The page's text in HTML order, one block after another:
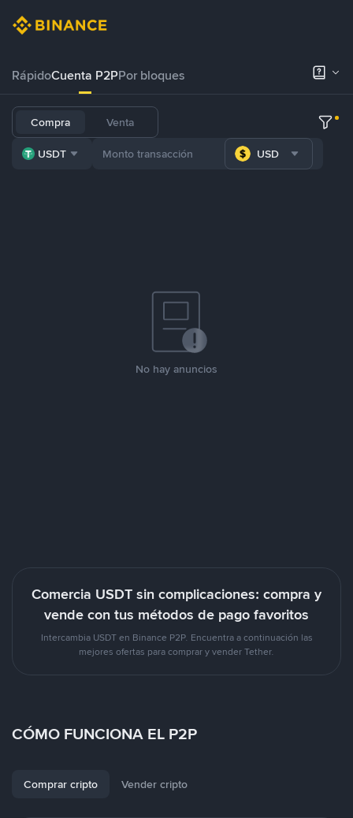
RápidoCuenta P2PPor bloques
Compra Venta
USDT USD
No hay anuncios
Comercia USDT sin complicaciones: compra y
vende con tus métodos de pago favoritos
Intercambia USDT en Binance P2P. Encuentra a continuación las
mejores ofertas para comprar y vender Tether.
CÓMO FUNCIONA EL P2P
Comprar cripto Vender cripto